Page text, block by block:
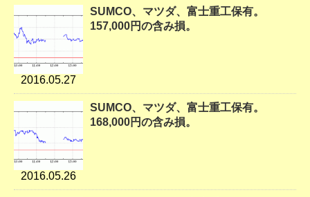
2016.05.27
SUMCO、マツダ、富士重工保有。
157,000円の含み損。
2016.05.26
SUMCO、マツダ、富士重工保有。
168,000円の含み損。